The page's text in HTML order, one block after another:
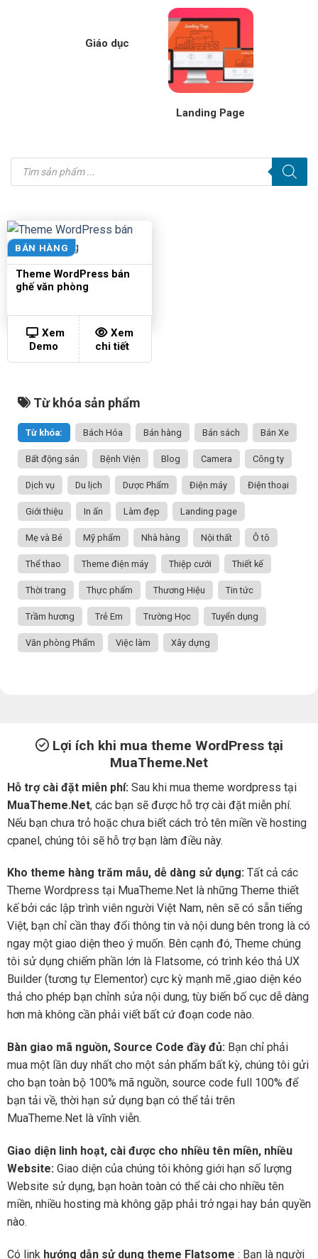
Giáo dục
Landing Page
Tìm
kiếm
sản
BÁN HÀNG
Theme WordPress bán
ghế văn phòng
Xem
Demo
Xem
chi tiết
Từ khóa sản phẩm
Từ khóa: Bách Hóa Bán hàng Bán sách Bán Xe
Bất động sản Bệnh Viện Blog Camera Công ty
Dịch vụ Du lịch Dược Phẩm Điện máy Điện thoại
Giới thiệu In ấn Làm đẹp Landing page
Mẹ và Bé Mỹ phẩm Nhà hàng Nội thất Ô tô
Thể thao Theme điện máy Thiệp cưới Thiết kế
Thời trang Thực phẩm Thương Hiệu Tin tức
Trầm hương Trẻ Em Trường Học Tuyển dụng
Văn phòng Phẩm Việc làm Xây dựng
Lợi ích khi mua theme WordPress tại
MuaTheme.Net
Hỗ trợ cài đặt miễn phí: Sau khi mua theme wordpress tại
MuaTheme.Net, các bạn sẽ được hỗ trợ cài đặt miễn phí.
Nếu bạn chưa trỏ hoặc chưa biết cách trỏ tên miền về hosting
cpanel, chúng tôi sẽ hỗ trợ bạn làm điều này.
Kho theme hàng trăm mẫu, dễ dàng sử dụng: Tất cả các
Theme Wordpress tại MuaTheme.Net là những Theme thiết
kế bởi các lập trình viên người Việt Nam, nên sẽ có sẵn tiếng
Việt, bạn chỉ cần thay đổi thông tin và nội dung bên trong là có
ngay một giao diện theo ý muốn. Bên cạnh đó, Theme chúng
tôi sử dụng chiếm phần lớn là Flatsome, có trình kéo thả UX
Builder (tương tự Elementor) cực kỳ mạnh mẽ ,giao diện kéo
thả cho phép bạn chỉnh sửa nội dung, tùy biến bố cục dễ dàng
hơn mà không cần phải viết bất cứ đoạn code nào.
Bàn giao mã nguồn, Source Code đầy đủ: Bạn chỉ phải
mua một lần duy nhất cho một sản phẩm bất kỳ, chúng tôi gửi
cho bạn toàn bộ 100% mã nguồn, source code full 100% để
bạn tải về, thời hạn sử dụng bạn có thể tải trên
MuaTheme.Net là vĩnh viễn.
Giao diện linh hoạt, cài được cho nhiều tên miền, nhiều
Website: Giao diện của chúng tôi không giới hạn số lượng
Website sử dụng, bạn hoàn toàn có thể cài cho nhiều tên
miền, nhiều hosting mà không gặp phải trở ngại hay bản quyền
nào.
Có link hướng dẫn sử dụng theme Flatsome : Bạn là người